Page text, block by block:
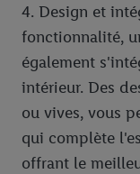
4. Design et
fonctionnalité,
également
intérieur. Des
ou vives, vous
qui complète
offrant le
informations sur la
droit de révoquer
pour l’avenir dans
données .Vous